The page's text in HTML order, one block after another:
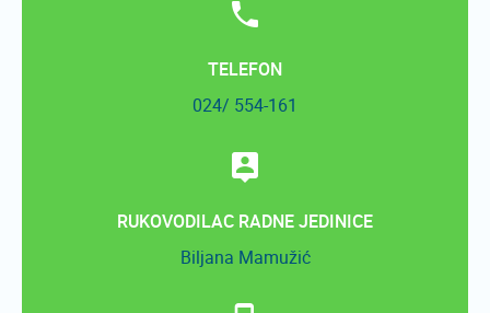
TELEFON
024/ 554-161
RUKOVODILAC RADNE JEDINICE
Biljana Mamužić